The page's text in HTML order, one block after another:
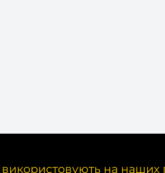
на наших